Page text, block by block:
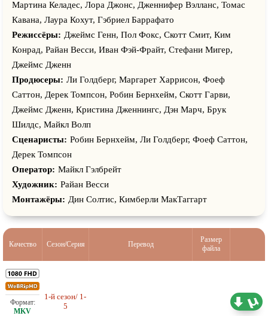
Мартина Келадес, Лора Джонс, Дженнифер Вэлланс, Томас
Кавана, Лаура Кохут, Гэбриел Баррафато
Режиссёры: Джеймс Генн, Пол Фокс, Скотт Смит, Ким
Конрад, Райан Весси, Иван Фэй-Фрайт, Стефани Мигер,
Джеймс Дженн
Продюсеры: Ли Голдберг, Маргарет Харрисон, Фоеф
Саттон, Дерек Томпсон, Робин Бернхейм, Скотт Гарви,
Джеймс Дженн, Кристина Дженнингс, Дэн Марч, Брук
Шилдс, Майкл Волп
Сценаристы: Робин Бернхейм, Ли Голдберг, Фоеф Саттон,
Дерек Томпсон
Оператор: Майкл Гэлбрейт
Художник: Райан Весси
Монтажёры: Дин Солтис, Кимберли МакТаггарт
Качество Сезон/Серия Перевод
Размер
файла
1-й сезон/ 1-
5